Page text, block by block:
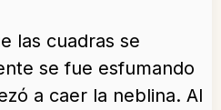
las cuadras se
se fue esfumando
a caer la neblina. Al